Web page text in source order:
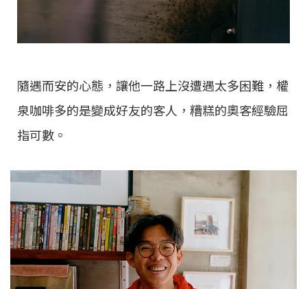
隨遇而安的心態，讓他一路上沒遭遇太多困難，權
泉咖啡多的是變成好友的客人，糟糕的奧客經驗屈
指可數。